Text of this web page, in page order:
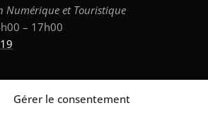
Gérer le consentement
Numérique et Touristique
– 17h00